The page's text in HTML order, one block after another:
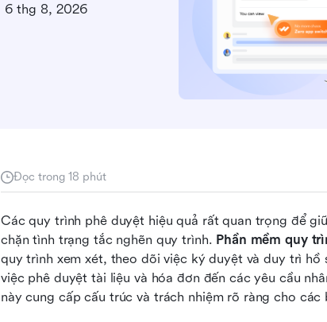
6 thg 8, 2026
Đọc trong 18 phút
Các quy trình phê duyệt hiệu quả rất quan trọng để
chặn tình trạng tắc nghẽn quy trình. Phần mềm quy
quy trình xem xét, theo dõi việc ký duyệt và duy trì hồ
việc phê duyệt tài liệu và hóa đơn đến các yêu cầu
này cung cấp cấu trúc và trách nhiệm rõ ràng cho các